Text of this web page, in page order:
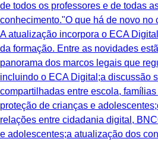
de todos os professores e de todas
conhecimento."O que há de novo
A atualização incorpora o ECA
da formação. Entre as novidades
panorama dos marcos legais que
incluindo o ECA Digital;a discussão
compartilhadas entre escola,
proteção de crianças e
relações entre cidadania digital,
e adolescentes;a atualização dos